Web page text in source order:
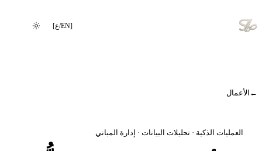
EN
/ع]
تغيير اللغة
الأعمال
العمليات الذكية · تحليلات البيانات · إدارة المباني